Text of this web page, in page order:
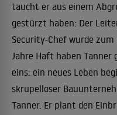
taucht er aus einem
gestürzt haben: Der
Security-Chef wurde
Jahre Haft haben
eins: ein neues Leben
skrupelloser
Tanner. Er plant den